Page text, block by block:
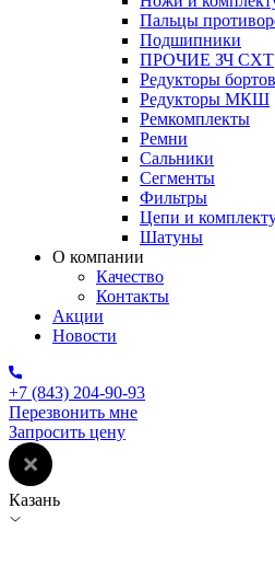
Пальцы
Подшипники
ПРОЧИЕ ЗЧ СХТ
Редукторы
Редукторы МКШ
Ремкомплекты
Ремни
Сальники
Сегменты
Фильтры
Цепи и
Шатуны
О компании
Качество
Контакты
Акции
Новости
+7 (843) 204-90-93
Перезвонить мне
Запросить цену
Казань